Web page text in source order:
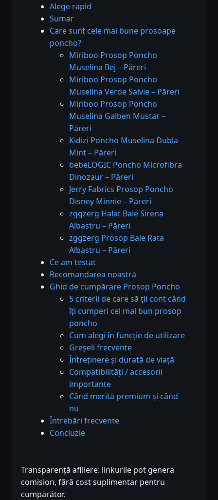
Alege rapid
Sumar
Care sunt cele mai bune prosoape
poncho?
Miriboo Prosop Poncho
Muselina Bej – Păreri
Miriboo Prosop Poncho
Muselina Verde Salvie – Păreri
Miriboo Prosop Poncho
Muselina Galben Mustar –
Păreri
Kidizi Poncho Muselina Dubla
Mint – Păreri
bebeLOGIC Poncho Microfibra
Dinozaur – Păreri
Jerry Fabrics Prosop Poncho
Disney Minnie – Păreri
zggzerg Halat Baie Sirena
Albastru – Păreri
zggzerg Prosop Baie Rata
Albastru – Păreri
Ce am testat
Recomandarea noastră
Ghid de cumpărare Prosop Poncho
5 criterii de care să ții cont când
îți cumperi cel mai bun prosop
poncho
Cum alegi în funcție de utilizare
Greșeli frecvente
Întreținere și durată de viață
Compatibilități / accesorii
importante
Când merită premium și când
nu
Întrebări frecvente
Concluzie
Transparență afiliere: linkurile pot genera
comision, fără cost suplimentar pentru
cumpărător.